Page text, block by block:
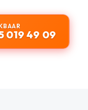
019 49 09